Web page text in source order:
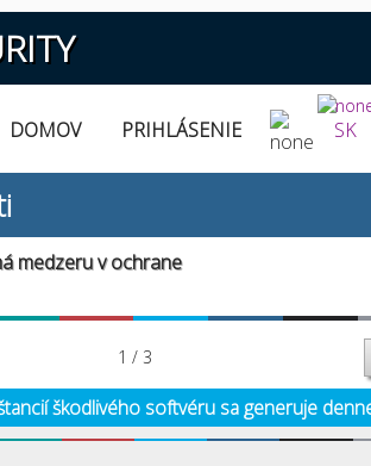
DOMOV PRIHLÁSENIE SK
medzeru v ochrane
1 / 3
škodlivého softvéru sa generuje